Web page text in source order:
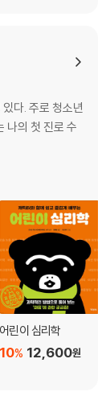
다. 주로 청소년
나의 첫 진로 수
어린이 심리학
12,600원
10%